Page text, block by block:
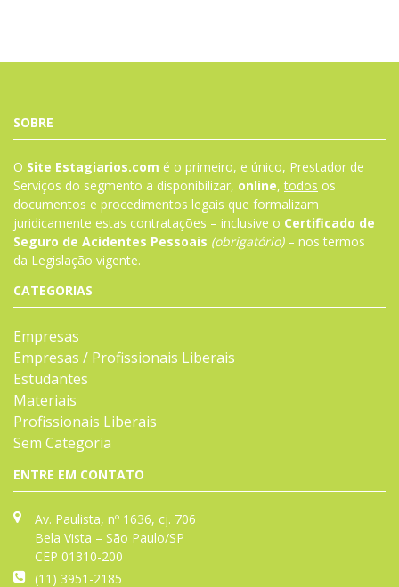
SOBRE
O Site Estagiarios.com é o primeiro, e único, Prestador de
Serviços do segmento a disponibilizar, online,todos os
documentos e procedimentos legais que formalizam
juridicamente estas contratações – inclusive o Certificado de
Seguro de Acidentes Pessoais (obrigatório)– nos termos
da Legislação vigente.
CATEGORIAS
Empresas
Empresas / Profissionais Liberais
Estudantes
Materiais
Profissionais Liberais
Sem Categoria
ENTRE EM CONTATO
Av. Paulista, nº 1636, cj. 706
Bela Vista – São Paulo/SP
CEP 01310-200
(11) 3951-2185